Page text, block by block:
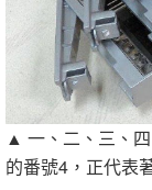
▲ 一、二、三、
的番號4，正代表